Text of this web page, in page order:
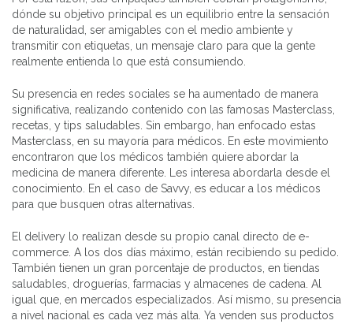
dónde su objetivo principal es un equilibrio entre la sensación
de naturalidad, ser amigables con el medio ambiente y
transmitir con etiquetas, un mensaje claro para que la gente
realmente entienda lo que está consumiendo.
Su presencia en redes sociales se ha aumentado de manera
significativa, realizando contenido con las famosas Masterclass,
recetas, y tips saludables. Sin embargo, han enfocado estas
Masterclass, en su mayoría para médicos. En este movimiento
encontraron que los médicos también quiere abordar la
medicina de manera diferente. Les interesa abordarla desde el
conocimiento. En el caso de Savvy, es educar a los médicos
para que busquen otras alternativas.
El delivery lo realizan desde su propio canal directo de e-
commerce. A los dos días máximo, están recibiendo su pedido.
También tienen un gran porcentaje de productos, en tiendas
saludables, droguerías, farmacias y almacenes de cadena. Al
igual que, en mercados especializados. Así mismo, su presencia
a nivel nacional es cada vez más alta. Ya venden sus productos